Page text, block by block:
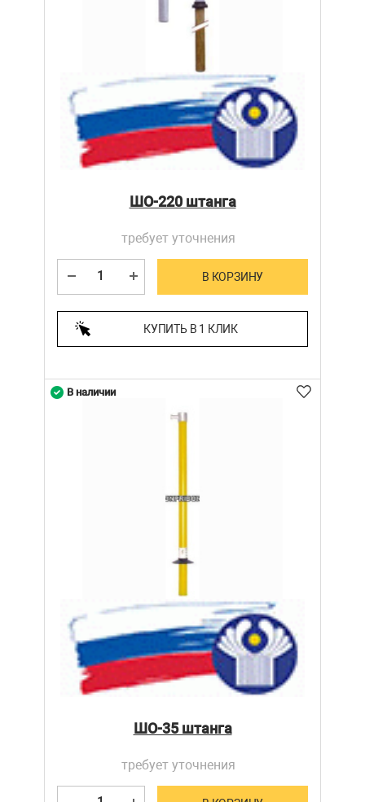
ШО-220 штанга
требует уточнения
В КОРЗИНУ
КУПИТЬ В 1 КЛИК
ШО-35 штанга
требует уточнения
В наличии